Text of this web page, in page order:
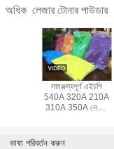
অধিক লেজার টোনার পাউডার
সামঞ্জস্যপূর্ণ এইচপি
540A 320A 210A
310A 350A লেজার
ভাষা পরিবর্তন করুন